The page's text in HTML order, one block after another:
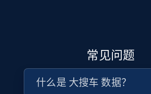
Glassdoor companies overview
ID, Company, Ratings overall, Details
Details founded, Details type,
Company type, and more.
车队估值服务商可使用结构化的大搜车
牌、车型与车况监测批发定价趋势，追
交易量如何随市场周期变化，并为中国
增长的二手车经销商市场建立批发估值
融资解决方案与经销商管理系统，使其
车“新零售”转型的重要推动者。汽车科
科技研究人员与市场进入分析师可使用
平台数据，理解数字化操作系统如何重
常见问题
什么是 大搜车 数据？